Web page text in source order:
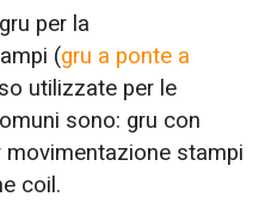
per la
(gru a ponte a
utilizzate per le
sono: gru con
stampi
coil.